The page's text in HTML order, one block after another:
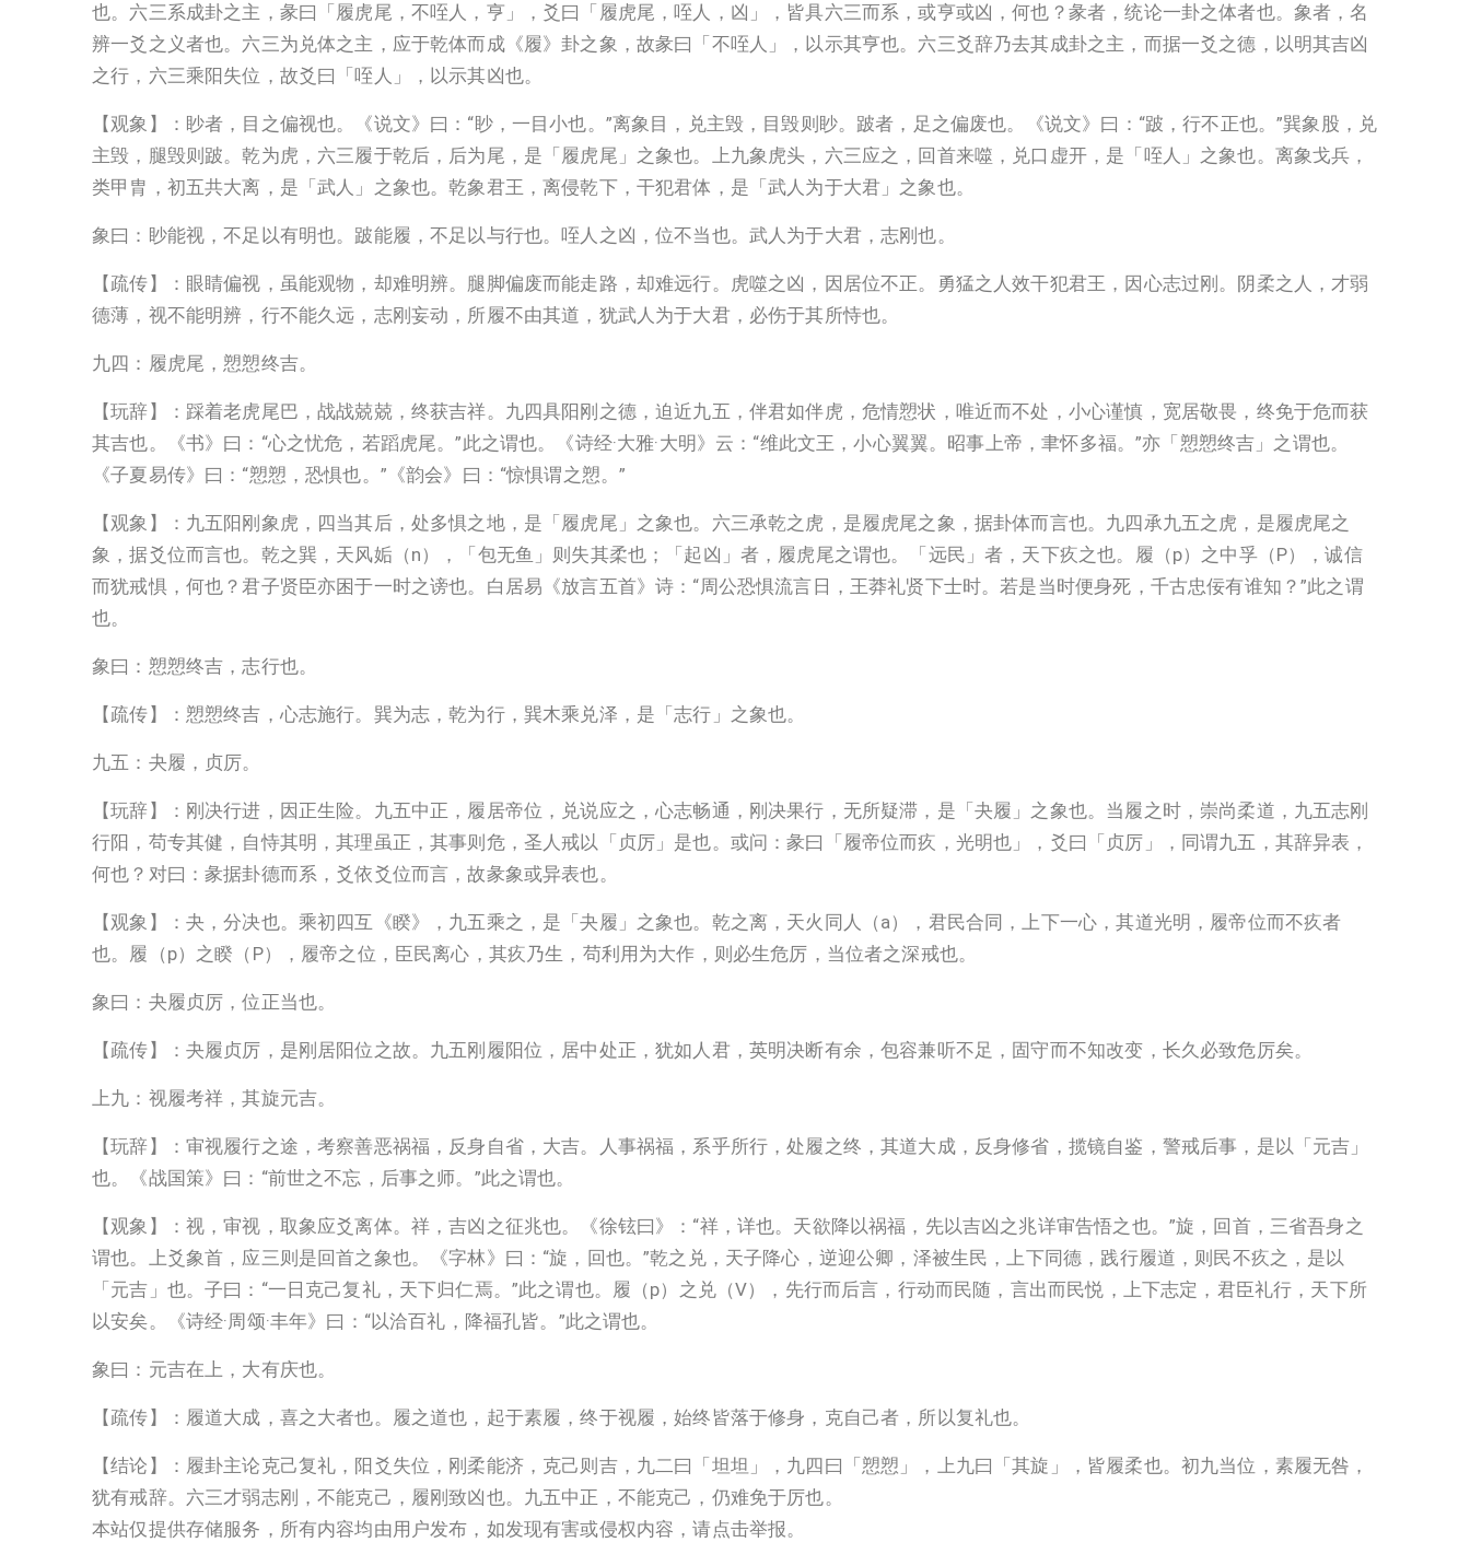
也。六三系成卦之主，彖曰「履虎尾，不咥人，亨」，爻曰「履虎尾，咥人，凶」，皆具六三而系，或亨或凶，何也？彖者，统论一卦之体者也。象者，名
辨一爻之义者也。六三为兑体之主，应于乾体而成《履》卦之象，故彖曰「不咥人」，以示其亨也。六三爻辞乃去其成卦之主，而据一爻之德，以明其吉凶
之行，六三乘阳失位，故爻曰「咥人」，以示其凶也。
【观象】：眇者，目之偏视也。《说文》曰：“眇，一目小也。”离象目，兑主毁，目毁则眇。跛者，足之偏废也。《说文》曰：“跛，行不正也。”巽象股，兑
主毁，腿毁则跛。乾为虎，六三履于乾后，后为尾，是「履虎尾」之象也。上九象虎头，六三应之，回首来噬，兑口虚开，是「咥人」之象也。离象戈兵，
类甲胄，初五共大离，是「武人」之象也。乾象君王，离侵乾下，干犯君体，是「武人为于大君」之象也。
象曰：眇能视，不足以有明也。跛能履，不足以与行也。咥人之凶，位不当也。武人为于大君，志刚也。
【疏传】：眼睛偏视，虽能观物，却难明辨。腿脚偏废而能走路，却难远行。虎噬之凶，因居位不正。勇猛之人效干犯君王，因心志过刚。阴柔之人，才弱
德薄，视不能明辨，行不能久远，志刚妄动，所履不由其道，犹武人为于大君，必伤于其所恃也。
九四：履虎尾，愬愬终吉。
【玩辞】：踩着老虎尾巴，战战兢兢，终获吉祥。九四具阳刚之德，迫近九五，伴君如伴虎，危情愬状，唯近而不处，小心谨慎，宽居敬畏，终免于危而获
其吉也。《书》曰：“心之忧危，若蹈虎尾。”此之谓也。《诗经·大雅·大明》云：“维此文王，小心翼翼。昭事上帝，聿怀多福。”亦「愬愬终吉」之谓也。
《子夏易传》曰：“愬愬，恐惧也。”《韵会》曰：“惊惧谓之愬。”
【观象】：九五阳刚象虎，四当其后，处多惧之地，是「履虎尾」之象也。六三承乾之虎，是履虎尾之象，据卦体而言也。九四承九五之虎，是履虎尾之
象，据爻位而言也。乾之巽，天风姤（n），「包无鱼」则失其柔也；「起凶」者，履虎尾之谓也。「远民」者，天下疚之也。履（p）之中孚（P），诚信
而犹戒惧，何也？君子贤臣亦困于一时之谤也。白居易《放言五首》诗：“周公恐惧流言日，王莽礼贤下士时。若是当时便身死，千古忠佞有谁知？”此之谓
也。
象曰：愬愬终吉，志行也。
【疏传】：愬愬终吉，心志施行。巽为志，乾为行，巽木乘兑泽，是「志行」之象也。
九五：夬履，贞厉。
【玩辞】：刚决行进，因正生险。九五中正，履居帝位，兑说应之，心志畅通，刚决果行，无所疑滞，是「夬履」之象也。当履之时，崇尚柔道，九五志刚
行阳，苟专其健，自恃其明，其理虽正，其事则危，圣人戒以「贞厉」是也。或问：彖曰「履帝位而疚，光明也」，爻曰「贞厉」，同谓九五，其辞异表，
何也？对曰：彖据卦德而系，爻依爻位而言，故彖象或异表也。
【观象】：夬，分决也。乘初四互《睽》，九五乘之，是「夬履」之象也。乾之离，天火同人（a），君民合同，上下一心，其道光明，履帝位而不疚者
也。履（p）之睽（P），履帝之位，臣民离心，其疚乃生，苟利用为大作，则必生危厉，当位者之深戒也。
象曰：夬履贞厉，位正当也。
【疏传】：夬履贞厉，是刚居阳位之故。九五刚履阳位，居中处正，犹如人君，英明决断有余，包容兼听不足，固守而不知改变，长久必致危厉矣。
上九：视履考祥，其旋元吉。
【玩辞】：审视履行之途，考察善恶祸福，反身自省，大吉。人事祸福，系乎所行，处履之终，其道大成，反身修省，揽镜自鉴，警戒后事，是以「元吉」
也。《战国策》曰：“前世之不忘，后事之师。”此之谓也。
【观象】：视，审视，取象应爻离体。祥，吉凶之征兆也。《徐铉曰》：“祥，详也。天欲降以祸福，先以吉凶之兆详审告悟之也。”旋，回首，三省吾身之
谓也。上爻象首，应三则是回首之象也。《字林》曰：“旋，回也。”乾之兑，天子降心，逆迎公卿，泽被生民，上下同德，践行履道，则民不疚之，是以
「元吉」也。子曰：“一日克己复礼，天下归仁焉。”此之谓也。履（p）之兑（V），先行而后言，行动而民随，言出而民悦，上下志定，君臣礼行，天下所
以安矣。《诗经·周颂·丰年》曰：“以洽百礼，降福孔皆。”此之谓也。
象曰：元吉在上，大有庆也。
【疏传】：履道大成，喜之大者也。履之道也，起于素履，终于视履，始终皆落于修身，克自己者，所以复礼也。
【结论】：履卦主论克己复礼，阳爻失位，刚柔能济，克己则吉，九二曰「坦坦」，九四曰「愬愬」，上九曰「其旋」，皆履柔也。初九当位，素履无咎，
犹有戒辞。六三才弱志刚，不能克己，履刚致凶也。九五中正，不能克己，仍难免于厉也。
本站仅提供存储服务，所有内容均由用户发布，如发现有害或侵权内容，请点击举报。